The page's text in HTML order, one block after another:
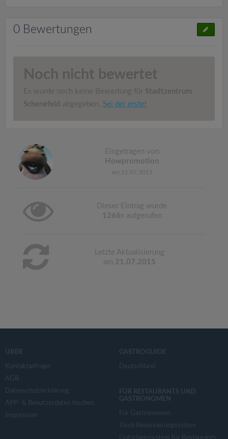
0 Bewertungen
Noch nicht bewertet
Es wurde noch keine Bewertung für Stadtzentrum
Schenefeld
abgegeben. Sei der erste!
Eingetragen von
Howpromotion
am 21.07.2015
Dieser Eintrag wurde
1266x aufgerufen
Letzte Aktualisierung
am 21.07.2015
ÜBER
Kontaktanfrage
AGB
Datenschutzerklärung
APP- & Benutzerdaten löschen
Impressum
GASTROGUIDE
Deutschland
FÜR RESTAURANTS UND
GASTRONOMEN
Für Gastronomen
Tisch Reservierungsystem